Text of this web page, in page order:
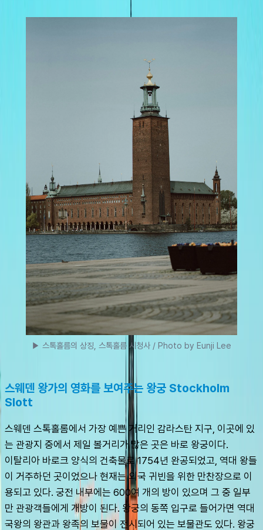
▶ 스톡홀름의 상징, 스톡홀름 시청사 / Photo by Eunji Lee
스웨덴 왕가의 영화를 보여주는 왕궁 Stockholm
Slott
스웨덴 스톡홀롬에서 가장 예쁜 거리인 감라스탄 지구, 이곳에 있
는 관광지 중에서 제일 볼거리가 많은 곳은 바로 왕궁이다.
이탈리아 바로크 양식의 건축물로 1754년 완공되었고, 역대 왕들
이 거주하던 곳이었으나 현재는 외국 귀빈을 위한 만찬장으로 이
용되고 있다. 궁전 내부에는 600여 개의 방이 있으며 그 중 일부
만 관광객들에게 개방이 된다. 왕궁의 동쪽 입구로 들어가면 역대
국왕의 왕관과 왕족의 보물이 전시되어 있는 보물관도 있다. 왕궁